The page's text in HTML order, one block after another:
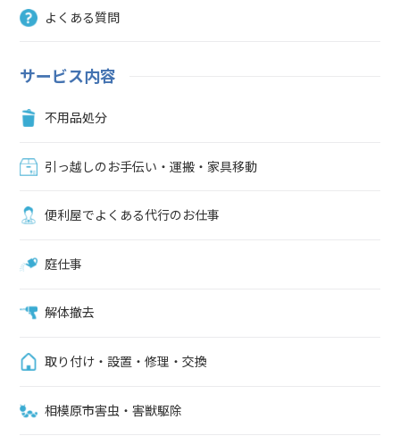
年式が古い場合や、壊れて使えない状態などは商品価値がないとみな
かじめ比較しておきましょう。手間なくテレビを処分したい人は便利
の人は、便利屋ユースフルに丸投げしてお任せください。テレビの処
型、サイズなどによって金額は異なります。お見積もりは無料です。
電話（042-703-6207）やメール、ラインで対応いたします。電話に出
す。まずは、お気軽にご相談ください。※電話が出れずに折り返す場
よくある質問
サービス内容
不用品処分
引っ越しのお手伝い・運搬・家具移動
便利屋でよくある代行のお仕事
庭仕事
解体撤去
取り付け・設置・修理・交換
相模原市害虫・害獣駆除